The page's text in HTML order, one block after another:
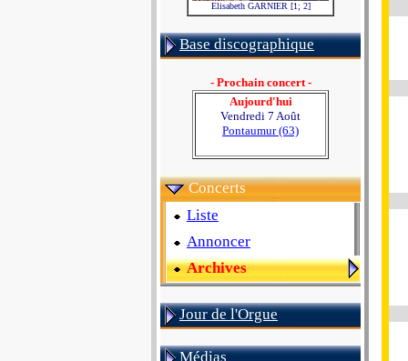
Elisabeth GARNIER [1; 2]
Base discographique
- Prochain concert -
Aujourd'hui
Vendredi 7 Août
Pontaumur (63)
Concerts
Liste
Annoncer
Archives
Jour de l'Orgue
Médias